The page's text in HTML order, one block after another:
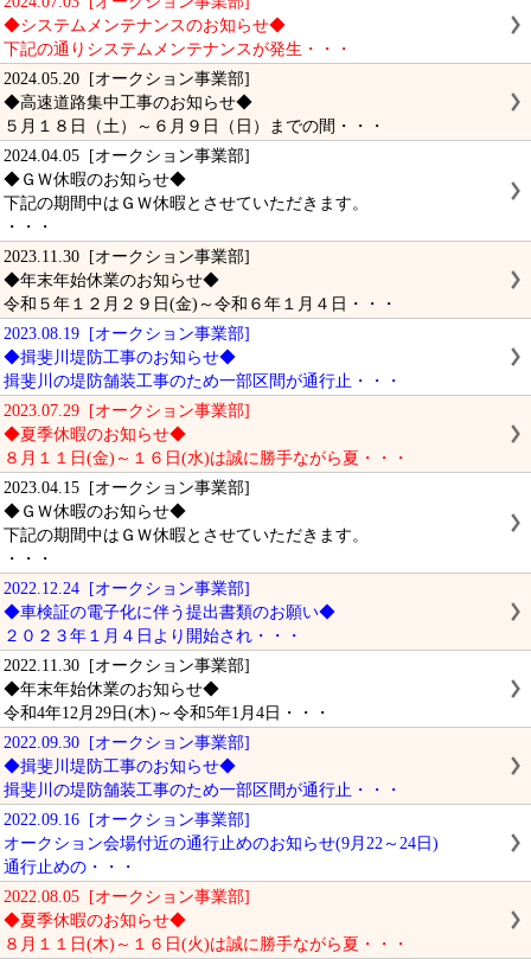
◆システムメンテナンスのお知らせ◆
下記の通りシステムメンテナンスが発生・・・
2024.05.20 [オークション事業部]
◆高速道路集中工事のお知らせ◆
５月１８日（土）～６月９日（日）までの間・・・
2024.04.05 [オークション事業部]
◆ＧＷ休暇のお知らせ◆
下記の期間中はＧＷ休暇とさせていただきます。
・・・
2023.11.30 [オークション事業部]
◆年末年始休業のお知らせ◆
令和５年１２月２９日(金)～令和６年１月４日・・・
2023.08.19 [オークション事業部]
◆揖斐川堤防工事のお知らせ◆
揖斐川の堤防舗装工事のため一部区間が通行止・・・
2023.07.29 [オークション事業部]
◆夏季休暇のお知らせ◆
８月１１日(金)～１６日(水)は誠に勝手ながら夏・・・
2023.04.15 [オークション事業部]
◆ＧＷ休暇のお知らせ◆
下記の期間中はＧＷ休暇とさせていただきます。
・・・
2022.12.24 [オークション事業部]
◆車検証の電子化に伴う提出書類のお願い◆
２０２３年１月４日より開始され・・・
2022.11.30 [オークション事業部]
◆年末年始休業のお知らせ◆
令和4年12月29日(木)～令和5年1月4日・・・
2022.09.30 [オークション事業部]
◆揖斐川堤防工事のお知らせ◆
揖斐川の堤防舗装工事のため一部区間が通行止・・・
2022.09.16 [オークション事業部]
オークション会場付近の通行止めのお知らせ(9月22～24日)
通行止めの・・・
2022.08.05 [オークション事業部]
◆夏季休暇のお知らせ◆
８月１１日(木)～１６日(火)は誠に勝手ながら夏・・・